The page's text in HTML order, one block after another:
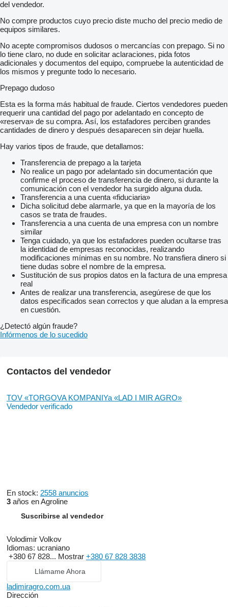
del vendedor.
No compre productos cuyo precio diste mucho del precio medio de
equipos similares.
No acepte compromisos dudosos o mercancías con prepago. Si no
lo tiene claro, no dude en solicitar aclaraciones, pida fotos
adicionales y documentos del equipo, compruebe la autenticidad de
los mismos y pregunte todo lo necesario.
Prepago dudoso
Esta es la forma más habitual de fraude. Ciertos vendedores pueden
requerir una cantidad del pago por adelantado en concepto de
«reserva» de su compra. Así, los estafadores perciben grandes
cantidades de dinero y después desaparecen sin dejar huella.
Hay varios tipos de fraude, que detallamos:
Transferencia de prepago a la tarjeta
No realice un pago por adelantado sin documentación que
confirme el proceso de transferencia de dinero, si durante la
comunicación con el vendedor ha surgido alguna duda.
Transferencia a una cuenta «fiduciaria»
Dicha solicitud debe alarmarle, ya que en la mayoría de los
casos se trata de fraudes.
Transferencia a una cuenta de una empresa con un nombre
similar
Tenga cuidado, ya que los estafadores pueden ocultarse tras
la identidad de empresas reconocidas, realizando
modificaciones mínimas en su nombre. No transfiera dinero si
tiene dudas sobre el nombre de la empresa.
Sustitución de sus propios datos en la factura de una empresa
real
Antes de realizar una transferencia, asegúrese de que los
datos especificados sean correctos y que aludan a la empresa
en cuestión.
¿Detectó algún fraude?
Infórmenos de lo sucedido
Contactos del vendedor
TOV «TORGOVA KOMPANIYa «LAD I MIR AGRO»
Vendedor verificado
En stock: 2558 anuncios
3 años en Agroline
Suscribirse al vendedor
Volodimir Volkov
Idiomas: ucraniano
+380 67 828... Mostrar +380 67 828 3838
Llámame Ahora
ladimiragro.com.ua
Dirección